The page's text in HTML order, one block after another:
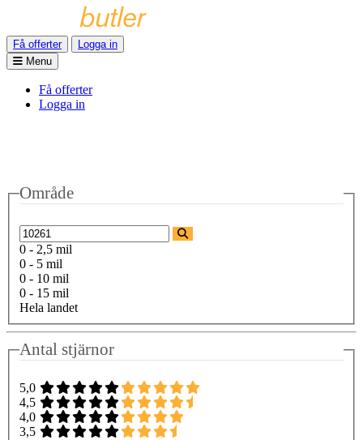
Få offerter
Logga in
Menu
Få offerter
Logga in
Område
0 - 2,5 mil
0 - 5 mil
0 - 10 mil
0 - 15 mil
Hela landet
Antal stjärnor
5,0
4,5
4,0
3,5